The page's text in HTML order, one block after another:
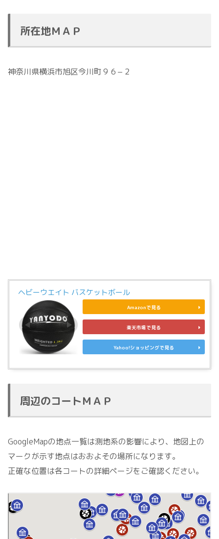
所在地ＭＡＰ
神奈川県横浜市旭区今川町９６−２
ヘビーウエイト バスケットボール
Amazonで見る
楽天市場で見る
Yahoo!ショッピングで見る
周辺のコートＭＡＰ
GoogleMapの地点一覧は測地系の影響により、地図上の
マークが示す地点はおおよその場所になります。
正確な位置は各コートの詳細ページをご確認ください。